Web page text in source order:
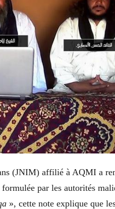
(JNIM) affilié à AQMI a
par les autorités
», cette note explique que